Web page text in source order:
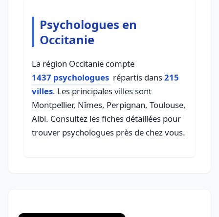
Psychologues en
Occitanie
La région Occitanie compte
1437 psychologues répartis dans215
villes. Les principales villes sont
Montpellier, Nîmes, Perpignan, Toulouse,
Albi. Consultez les fiches détaillées pour
trouver psychologues près de chez vous.